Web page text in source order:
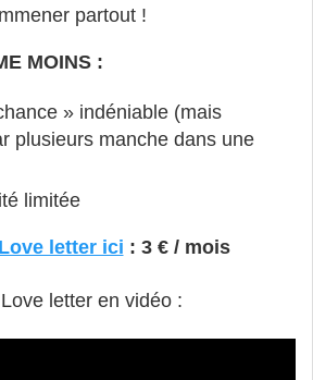
partout !
MOINS :
» indéniable (mais
plusieurs manche dans une
limitée
letter ici : 3 € / mois
letter en vidéo :